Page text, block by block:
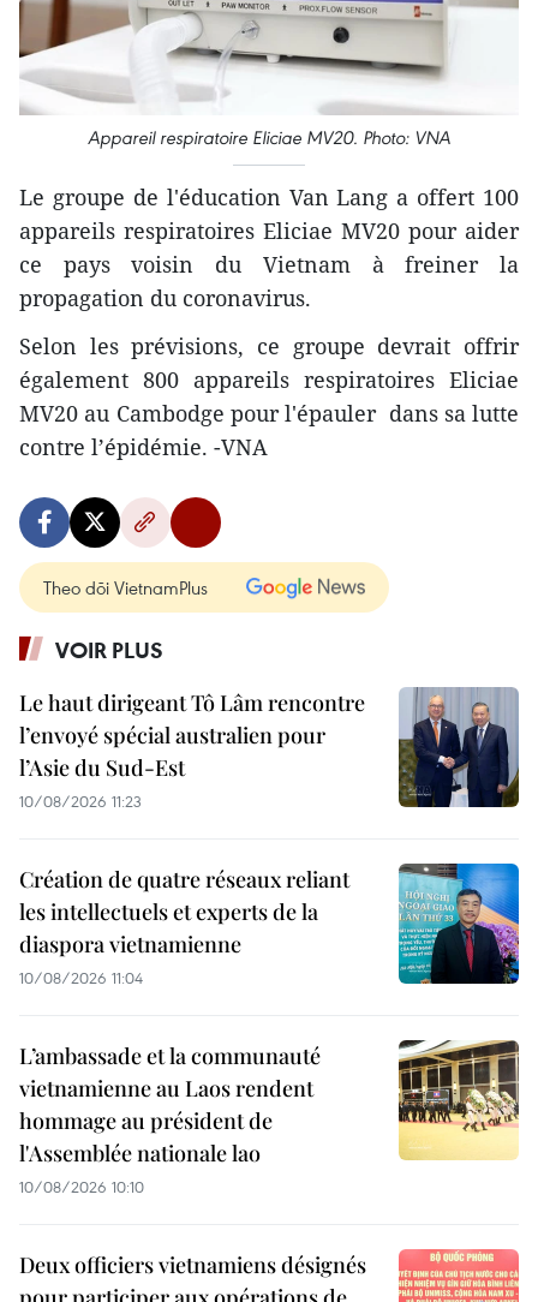
Appareil respiratoire Eliciae MV20. Photo: VNA
Le groupe de l'éducation Van Lang a offert 100
appareils respiratoires Eliciae MV20 pour aider
ce pays voisin du Vietnam à freiner la
propagation du coronavirus.
Selon les prévisions, ce groupe devrait offrir
également 800 appareils respiratoires Eliciae
MV20 au Cambodge pour l'épauler dans sa lutte
contre l’épidémie. -VNA
Theo dõi VietnamPlus
VOIR PLUS
Le haut dirigeant Tô Lâm rencontre
l’envoyé spécial australien pour
l’Asie du Sud-Est
10/08/2026 11:23
Création de quatre réseaux reliant
les intellectuels et experts de la
diaspora vietnamienne
10/08/2026 11:04
L’ambassade et la communauté
vietnamienne au Laos rendent
hommage au président de
l'Assemblée nationale lao
10/08/2026 10:10
Deux officiers vietnamiens désignés